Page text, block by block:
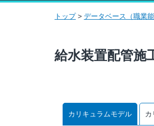
トップ> データベース（職業
給水装置配管施
カリキュラムモデル カ